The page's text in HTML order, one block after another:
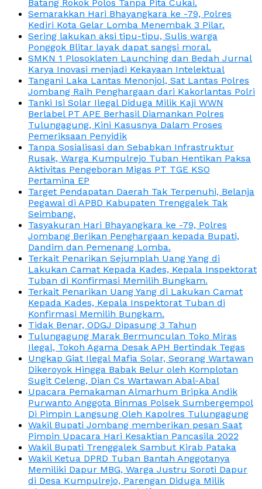
Batang Rokok Polos Tanpa Pita Cukai.
Semarakkan Hari Bhayangkara ke -79, Polres
Kediri Kota Gelar Lomba Menembak 3 Pilar.
Sering lakukan aksi tipu-tipu, Sulis warga
Ponggok Blitar layak dapat sangsi moral.
SMKN 1 Plosoklaten Launching dan Bedah Jurnal
Karya Inovasi menjadi Kekayaan Intelektual
Tangani Laka Lantas Menonjol, Sat Lantas Polres
Jombang Raih Penghargaan dari Kakorlantas Polri
Tanki Isi Solar Ilegal Diduga Milik Kaji WWN
Berlabel PT APE Berhasil Diamankan Polres
Tulungagung, Kini Kasusnya Dalam Proses
Pemeriksaan Penyidik
Tanpa Sosialisasi dan Sebabkan Infrastruktur
Rusak, Warga Kumpulrejo Tuban Hentikan Paksa
Aktivitas Pengeboran Migas PT TGE KSO
Pertamina EP
Target Pendapatan Daerah Tak Terpenuhi, Belanja
Pegawai di APBD Kabupaten Trenggalek Tak
Seimbang.
Tasyakuran Hari Bhayangkara ke -79, Polres
Jombang Berikan Penghargaan kepada Bupati,
Dandim dan Pemenang Lomba.
Terkait Penarikan Sejumplah Uang Yang di
Lakukan Camat Kepada Kades, Kepala Inspektorat
Tuban di Konfirmasi Memilih Bungkam.
Terkait Penarikan Uang Yang di Lakukan Camat
Kepada Kades, Kepala Inspektorat Tuban di
Konfirmasi Memilih Bungkam.
Tidak Benar, ODGJ Dipasung 3 Tahun
Tulungagung Marak Bermunculan Toko Miras
Ilegal, Tokoh Agama Desak APH Bertindak Tegas
Ungkap Giat Ilegal Mafia Solar, Seorang Wartawan
Dikeroyok Hingga Babak Belur oleh Komplotan
Sugit Celeng, Dian Cs Wartawan Abal-Abal
Upacara Pemakaman Almarhum Bripka Andik
Purwanto Anggota Binmas Polsek Sumbergempol
Di Pimpin Langsung Oleh Kapolres Tulungagung
Wakil Bupati Jombang memberikan pesan Saat
Pimpin Upacara Hari Kesaktian Pancasila 2022
Wakil Bupati Trenggalek Sambut Kirab Pataka
Wakil Ketua DPRD Tuban Bantah Anggotanya
Memiliki Dapur MBG, Warga Justru Soroti Dapur
di Desa Kumpulrejo, Parengan Diduga Milik